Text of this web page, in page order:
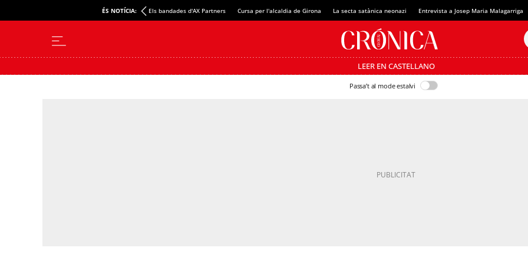
ÉS NOTÍCIA: Els bandades d'AX Partners Cursa per l'alcaldia de Girona La secta satànica neonazi Entrevista a Josep Maria Malagarriga
LEER EN CASTELLANO
Passa’t al mode estalvi